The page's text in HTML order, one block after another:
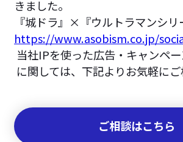
きました。
『城ドラ』×『ウルトラマンシ
https://www.asobism.co.jp/
当社IPを使った広告・キャンペ
に関しては、下記よりお気軽にご
ご相談はこちら